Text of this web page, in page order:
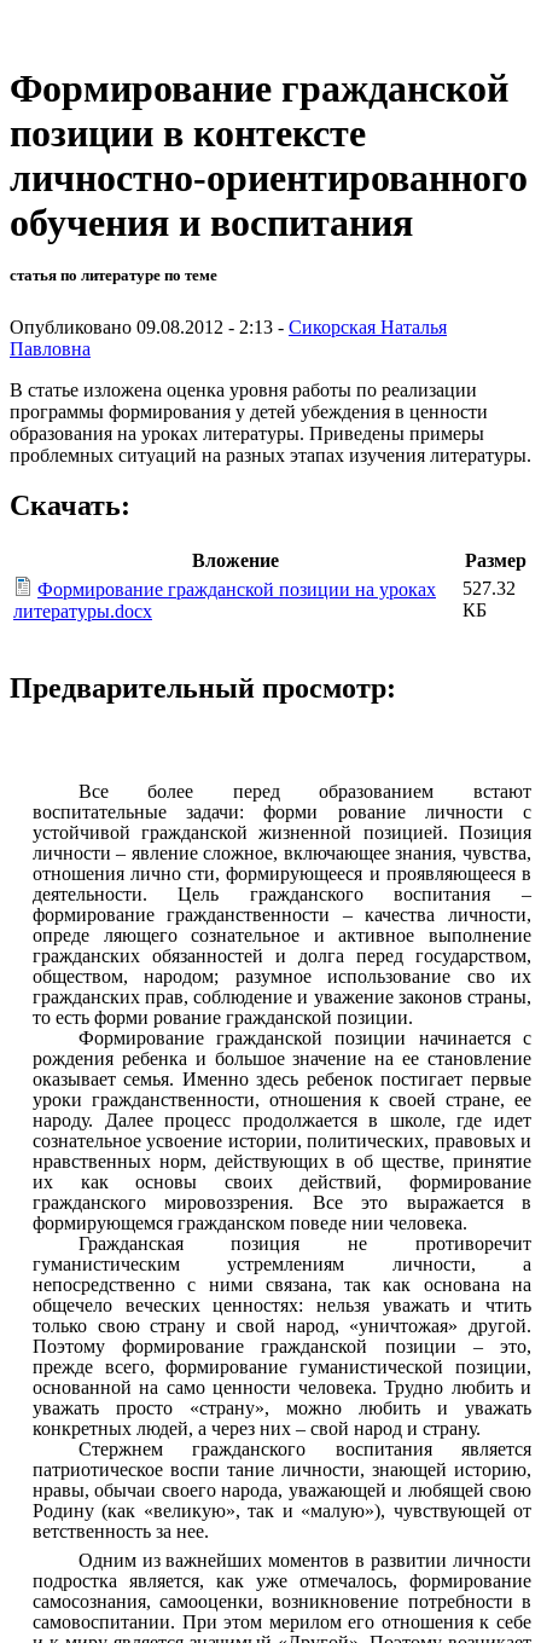
Формирование гражданской
позиции в контексте
личностно-ориентированного
обучения и воспитания
статья по литературе по теме
Опубликовано 09.08.2012 - 2:13 - Сикорская Наталья
Павловна
В статье изложена оценка уровня работы по реализации
программы формирования у детей убеждения в ценности
образования на уроках литературы. Приведены примеры
проблемных ситуаций на разных этапах изучения литературы.
Скачать:
Вложение
Размер
Формирование гражданской позиции на уроках
литературы.docx
527.32
КБ
Предварительный просмотр:
Все более перед образованием встают
воспитательные задачи: форми рование личности с
устойчивой гражданской жизненной позицией. Позиция
личности – явление сложное, включающее знания, чувства,
отношения лично сти, формирующееся и проявляющееся в
деятельности. Цель гражданского воспитания –
формирование гражданственности – качества личности,
опреде ляющего сознательное и активное выполнение
гражданских обязанностей и долга перед государством,
обществом, народом; разумное использование сво их
гражданских прав, соблюдение и уважение законов страны,
то есть форми рование гражданской позиции.
Формирование гражданской позиции начинается с
рождения ребенка и большое значение на ее становление
оказывает семья. Именно здесь ребенок постигает первые
уроки гражданственности, отношения к своей стране, ее
народу. Далее процесс продолжается в школе, где идет
сознательное усвоение истории, политических, правовых и
нравственных норм, действующих в об ществе, принятие
их как основы своих действий, формирование
гражданского мировоззрения. Все это выражается в
формирующемся гражданском поведе нии человека.
Гражданская позиция не противоречит
гуманистическим устремлениям личности, а
непосредственно с ними связана, так как основана на
общечело веческих ценностях: нельзя уважать и чтить
только свою страну и свой народ, «уничтожая» другой.
Поэтому формирование гражданской позиции – это,
прежде всего, формирование гуманистической позиции,
основанной на само ценности человека. Трудно любить и
уважать просто «страну», можно любить и уважать
конкретных людей, а через них – свой народ и страну.
Стержнем гражданского воспитания является
патриотическое воспи тание личности, знающей историю,
нравы, обычаи своего народа, уважающей и любящей свою
Родину (как «великую», так и «малую»), чувствующей от
ветственность за нее.
Одним из важнейших моментов в развитии личности
подростка является, как уже отмечалось, формирование
самосознания, самооценки, возникновение потребности в
самовоспитании. При этом мерилом его отношения к себе